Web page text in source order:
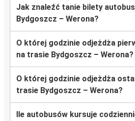
Jak znaleźć tanie bilety
Bydgoszcz – Werona?
O której godzinie odjeżdża
na trasie Bydgoszcz – Werona?
O której godzinie odjeżdża
trasie Bydgoszcz – Werona?
Ile autobusów kursuje